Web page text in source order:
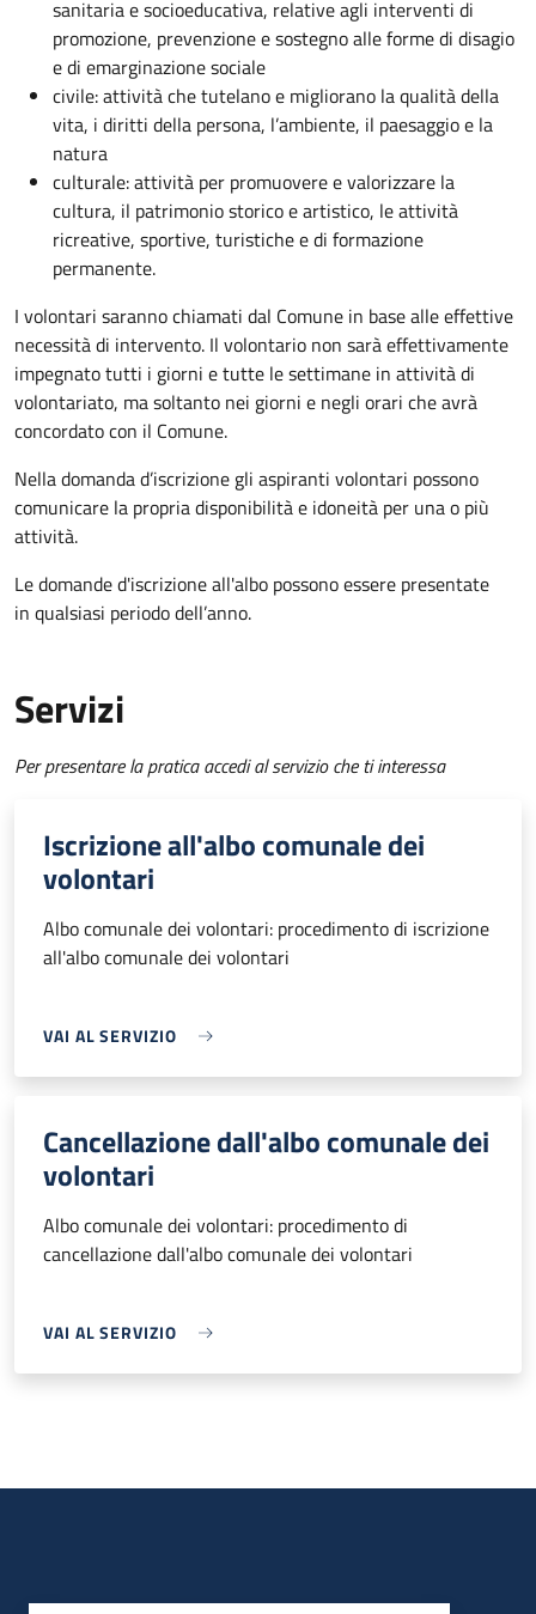
sanitaria e socioeducativa, relative agli interventi di
promozione, prevenzione e sostegno alle forme di disagio
e di emarginazione sociale
civile: attività che tutelano e migliorano la qualità della
vita, i diritti della persona, l’ambiente, il paesaggio e la
natura
culturale: attività per promuovere e valorizzare la
cultura, il patrimonio storico e artistico, le attività
ricreative, sportive, turistiche e di formazione
permanente.
I volontari saranno chiamati dal Comune in base alle effettive
necessità di intervento. Il volontario non sarà effettivamente
impegnato tutti i giorni e tutte le settimane in attività di
volontariato, ma soltanto nei giorni e negli orari che avrà
concordato con il Comune.
Nella domanda d’iscrizione gli aspiranti volontari possono
comunicare la propria disponibilità e idoneità per una o più
attività.
Le domande d'iscrizione all'albo possono essere presentate
in qualsiasi periodo dell’anno.
Servizi
Per presentare la pratica accedi al servizio che ti interessa
Iscrizione all'albo comunale dei
volontari
Albo comunale dei volontari: procedimento di iscrizione
all'albo comunale dei volontari
VAI AL SERVIZIO
Cancellazione dall'albo comunale dei
volontari
Albo comunale dei volontari: procedimento di
cancellazione dall'albo comunale dei volontari
VAI AL SERVIZIO